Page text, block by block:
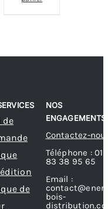
de
de
NOS
ENGAGEMENTS
Contactez-
Téléphone : 01
83 38 95 65
Email :
bois-